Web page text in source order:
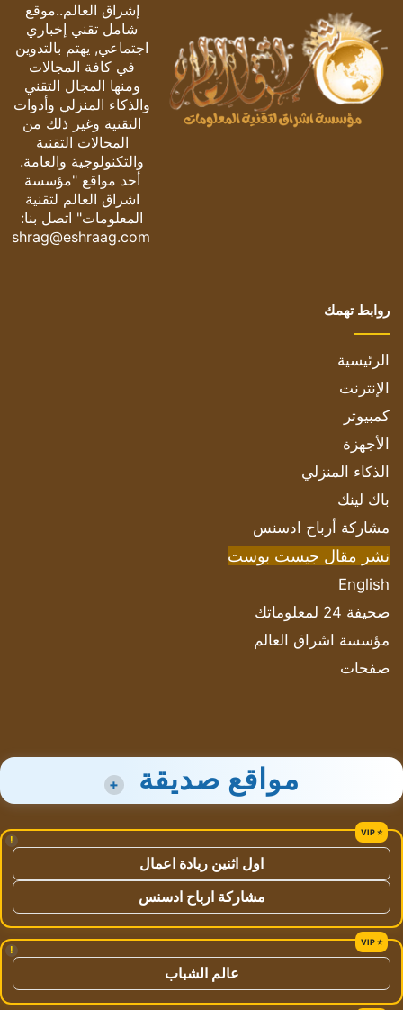
إشراق العالم..موقع
شامل تقني إخباري
اجتماعي, يهتم بالتدوين
في كافة المجالات
ومنها المجال التقني
والذكاء المنزلي وأدوات
التقنية وغير ذلك من
المجالات التقنية
والتكنولوجية والعامة.
أحد مواقع "مؤسسة
اشراق العالم لتقنية
المعلومات" اتصل بنا:
eshrag@eshraag.com
روابط تهمك
الرئيسية
الإنترنت
كمبيوتر
الأجهزة
الذكاء المنزلي
باك لينك
مشاركة أرباح ادسنس
نشر مقال جيست بوست
English
صحيفة 24 لمعلوماتك
مؤسسة اشراق العالم
صفحات
مواقع صديقة +
!
اول اثنين ريادة اعمال
مشاركة ارباح ادسنس
!
عالم الشباب